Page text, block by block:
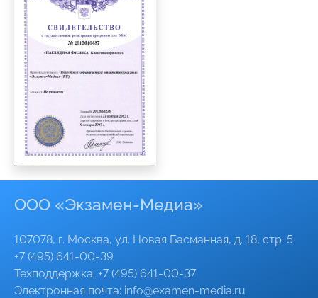
ООО «Экзамен-Медиа»
107078, г. Москва, ул. Новая Басманная, д. 18, стр. 5
+7 (495) 641-00-39
Техподдержка: +7 (495) 641-00-37
Электронная почта: info@examen-media.ru